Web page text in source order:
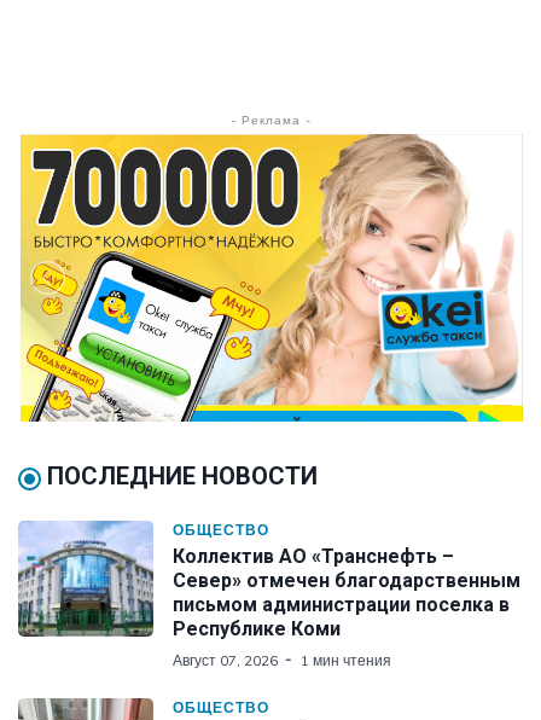
- Реклама -
ПОСЛЕДНИЕ НОВОСТИ
ОБЩЕСТВО
Коллектив АО «Транснефть –
Север» отмечен благодарственным
письмом администрации поселка в
Республике Коми
Август 07, 2026 1 мин чтения
ОБЩЕСТВО